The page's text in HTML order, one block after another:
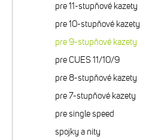
pre 11-stupňové kazety
pre 10-stupňové kazety
pre 9-stupňové kazety
pre CUES 11/10/9
pre 8-stupňové kazety
pre 7-stupňové kazety
pre single speed
spojky a nity